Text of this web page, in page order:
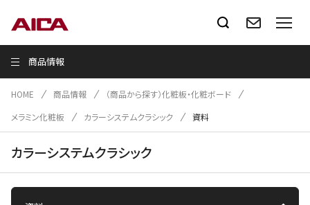
商品情報
HOME 商品情報
（商品から探す）化粧板・化粧ボード
メラミン化粧板
カラーシステムクラシック 資料
カラーシステムクラシック